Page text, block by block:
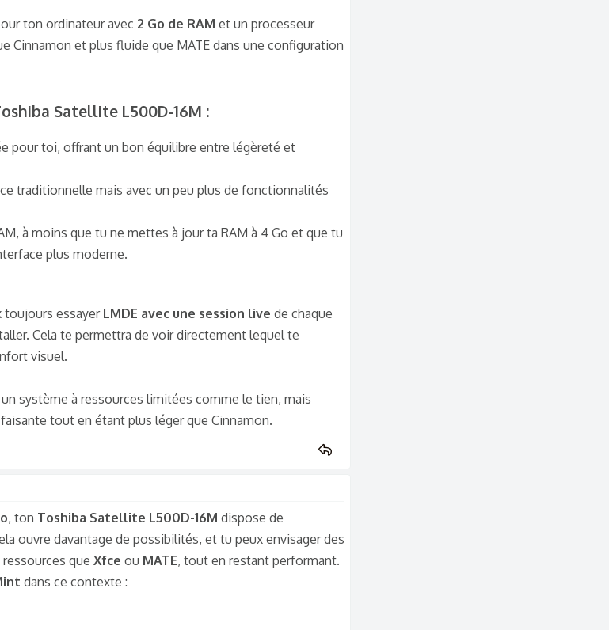
ton ordinateur avec 2 Go de RAM et un processeur
Cinnamon et plus fluide que MATE dans une configuration
Satellite L500D-16M :​
pour toi, offrant un bon équilibre entre légèreté et
traditionnelle mais avec un peu plus de fonctionnalités
à moins que tu ne mettes à jour ta RAM à 4 Go et que tu
plus moderne.
toujours essayer LMDE avec une session live de chaque
Cela te permettra de voir directement lequel te
visuel.
système à ressources limitées comme le tien, mais
tout en étant plus léger que Cinnamon.
, ton Toshiba Satellite L500D-16M dispose de
ouvre davantage de possibilités, et tu peux envisager des
que Xfce ou MATE, tout en restant performant.
dans ce contexte :